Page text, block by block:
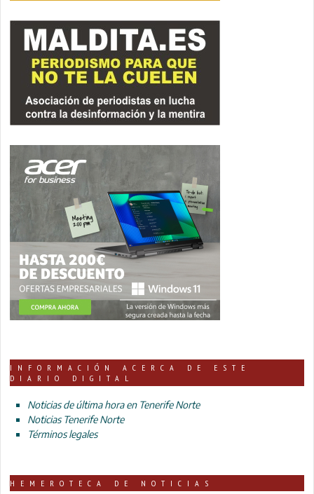
INFORMACIÓN ACERCA DE ESTE
DIARIO DIGITAL
Noticias de última hora en Tenerife Norte
Noticias Tenerife Norte
Términos legales
HEMEROTECA DE NOTICIAS